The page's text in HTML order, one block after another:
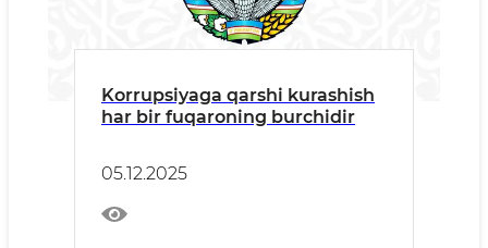
Korrupsiyaga qarshi kurashish
har bir fuqaroning burchidir
05.12.2025